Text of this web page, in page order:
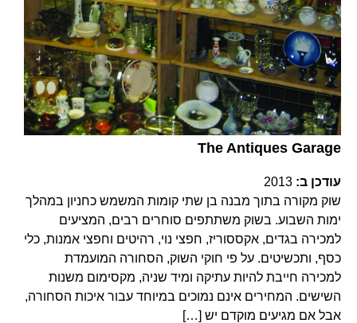
The Antiques Garage
עודכן ב: 2013
שוק מקורה בתוך מבנה בן שתי קומות המשמש כחניון במהלך
ימות השבוע. בשוק משתתפים סוחרים רבים, המציעים
למכירה בגדים, אקססוריז, חפצי נוי, רהיטים וחפצי אמנות, כלי
כסף, ותכשיטים. על פי חוקי השוק, הסחורה המועמדת
למכירה חייבת להיות עתיקה ומיד שניה, מקסימום משנות
השישים. המחירים אינם נמוכים במיוחד עבור איכות הסחורה,
אבל אם מגיעים מוקדם יש […]